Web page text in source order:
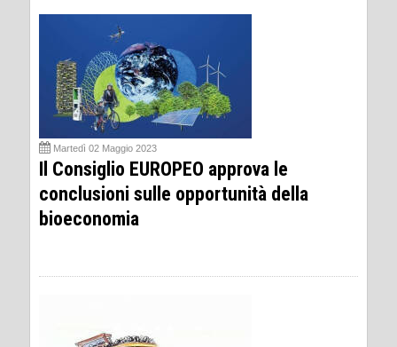
Martedì 02 Maggio 2023
Il Consiglio EUROPEO approva le
conclusioni sulle opportunità della
bioeconomia